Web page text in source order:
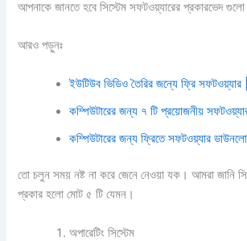
আপনাকে জানতে হবে সিস্টেম সফটওয়্যারের প্রকারভেদ গুলো
আরও পড়ুনঃ
ইউটিউব ভিডিও তৈরির জন্যে ফ্রি
কম্পিউটারের জন্য ৭ টি প্রয়োজনীয়
কম্পিউটারের জন্য ফ্রিতে সফটওয়্যার
তো চলুন সময় নষ্ট না করে জেনে নেওয়া যক। আমরা জানি
প্রকার হলো মোট ৫ টি যেমন।
অপারেটিং সিস্টেম